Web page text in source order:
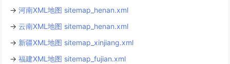
→河南XML地图 sitemap_henan.xml
→云南XML地图 sitemap_henan.xml
→ 新疆XML地图 sitemap_xinjiang.xml
→福建XML地图 sitemap_fujian.xml